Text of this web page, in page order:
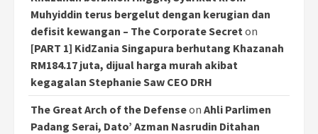
Muhyiddin terus bergelut dengan kerugian dan
defisit kewangan – The Corporate Secret on
[PART 1] KidZania Singapura berhutang Khazanah
RM184.17 juta, dijual harga murah akibat
kegagalan Stephanie Saw CEO DRH
The Great Arch of the Defenseon Ahli Parlimen
Padang Serai, Dato’ Azman Nasrudin Ditahan